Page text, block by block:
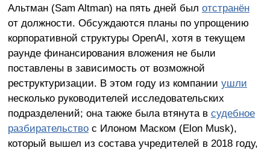
Альтман (Sam Altman) на пять дней был отстранён
от должности. Обсуждаются планы по упрощению
корпоративной структуры OpenAI, хотя в текущем
раунде финансирования вложения не были
поставлены в зависимость от возможной
реструктуризации. В этом году из компании ушли
несколько руководителей исследовательских
подразделений; она также была втянута в судебное
разбирательствос Илоном Маском (Elon Musk),
который вышел из состава учредителей в 2018 году,